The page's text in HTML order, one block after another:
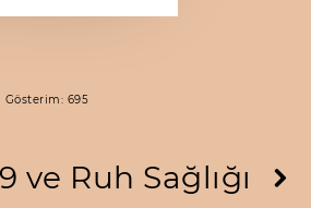
Gösterim: 695
ve Ruh Sağlığı